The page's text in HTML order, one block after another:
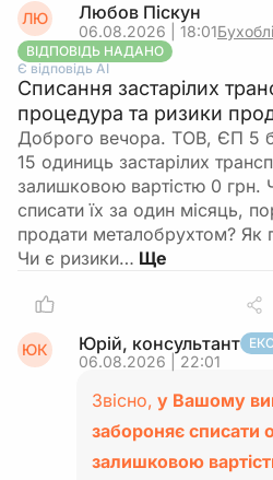
ЛЮ Любов Піскун
06.08.2026 | 18:01
ВІДПОВІДЬ НАДАНО
Є відповідь АІ
Списання застарілих
процедура та ризики
Доброго вечора. ТОВ, ЄП 5
15 одиниць застарілих
залишковою вартістю 0
списати їх за один місяць,
продати металобрухтом? Як
Чи є ризики…
ЮК Юрій, консультант
06.08.2026 | 22:01
Звісно, у Вашому
забороняє списати
залишковою